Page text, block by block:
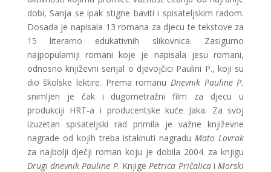
dobi, Sanja se ipak stigne baviti i spisateljskim radom.
Dosada je napisala 13 romana za djecu te tekstove za
15 literarno edukativnih slikovnica. Zasigurno
najpopularniji romani koje je napisala jesu romani,
odnosno književni serijal o djevojčici Paulini P., koji su
dio školske lektire. Prema romanu Dnevnik Pauline P.
snimljen je čak i dugometražni film za djecu u
produkciji HRT-a i producentske kuće Jaka. Za svoj
izuzetan spisateljski rad primila je važne književne
nagrade od kojih treba istaknuti nagraduMato Lovrak
za najbolji dječji roman koju je dobila 2004. za knjigu
Drugi dnevnik Pauline P. KnjigePetrica Pričalica iMorski